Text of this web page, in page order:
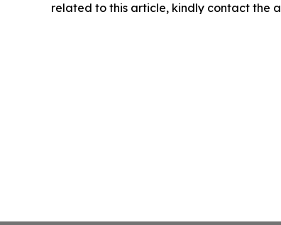
related to this article, kindly contact the